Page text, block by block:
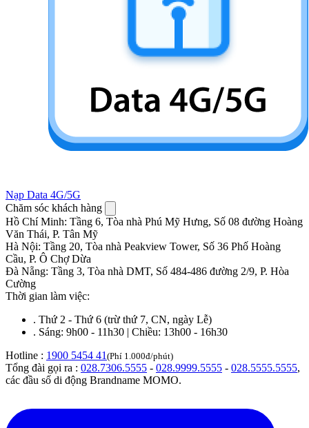
Nạp Data 4G/5G
Chăm sóc khách hàng
Hồ Chí Minh: Tầng 6, Tòa nhà Phú Mỹ Hưng, Số 08 đường Hoàng
Văn Thái, P. Tân Mỹ
Hà Nội: Tầng 20, Tòa nhà Peakview Tower, Số 36 Phố Hoàng
Cầu, P. Ô Chợ Dừa
Đà Nẵng: Tầng 3, Tòa nhà DMT, Số 484-486 đường 2/9, P. Hòa
Cường
Thời gian làm việc:
. Thứ 2 - Thứ 6 (trừ thứ 7, CN, ngày Lễ)
. Sáng: 9h00 - 11h30 | Chiều: 13h00 - 16h30
Hotline : 1900 5454 41 (Phí 1.000đ/phút)
Tổng đài gọi ra : 028.7306.5555 - 028.9999.5555 - 028.5555.5555,
các đầu số di động Brandname MOMO.